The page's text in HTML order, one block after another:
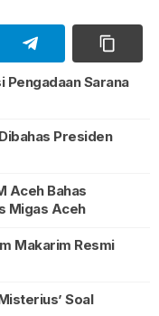
Pengadaan Sarana
Presiden
Aceh Bahas
Migas Aceh
Makarim Resmi
Soal